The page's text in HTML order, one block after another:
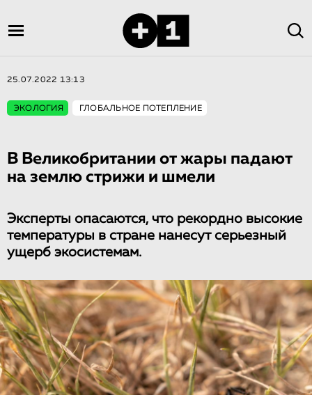
25.07.2022 13:13
ЭКОЛОГИЯ ГЛОБАЛЬНОЕ ПОТЕПЛЕНИЕ
В Великобритании от жары падают
на землю стрижи и шмели
Эксперты опасаются, что рекордно высокие
температуры в стране нанесут серьезный
ущерб экосистемам.